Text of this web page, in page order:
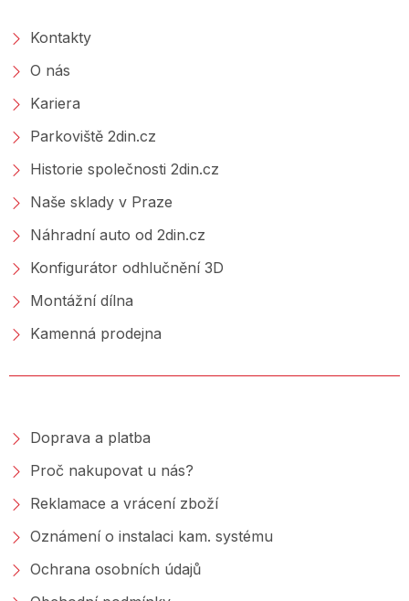
Kontakty
O nás
Kariera
Parkoviště 2din.cz
Historie společnosti 2din.cz
Naše sklady v Praze
Náhradní auto od 2din.cz
Konfigurátor odhlučnění 3D
Montážní dílna
Kamenná prodejna
Doprava a platba
Proč nakupovat u nás?
Reklamace a vrácení zboží
Oznámení o instalaci kam. systému
Ochrana osobních údajů